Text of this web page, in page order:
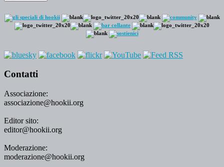
Contatti
Associazione:
associazione@hookii.org
Editor sito:
editor@hookii.org
Moderazione:
moderazione@hookii.org